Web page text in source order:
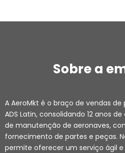
Sobre a
A AeroMkt é o braço de vendas
ADS Latin, consolidando 12 anos
de manutenção de aeronaves,
fornecimento de partes e peças.
permite oferecer um serviço ágil